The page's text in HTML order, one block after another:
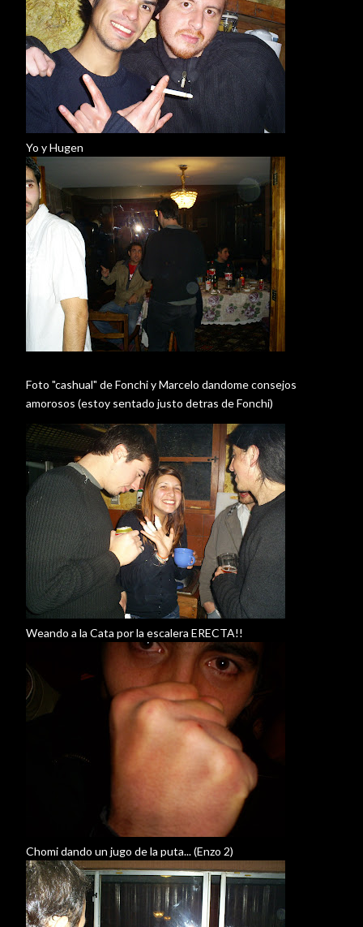
Yo y Hugen
Foto "cashual" de Fonchi y Marcelo dandome consejos
amorosos (estoy sentado justo detras de Fonchi)
Weando a la Cata por la escalera ERECTA!!
Chomi dando un jugo de la puta... (Enzo 2)